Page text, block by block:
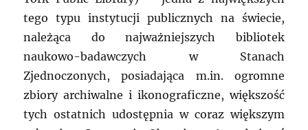
tego typu instytucji publicznych na świecie,
należąca do najważniejszych bibliotek
naukowo-badawczych w Stanach
Zjednoczonych, posiadająca m.in. ogromne
zbiory archiwalne i ikonograficzne, większość
tych ostatnich udostępnia w coraz większym